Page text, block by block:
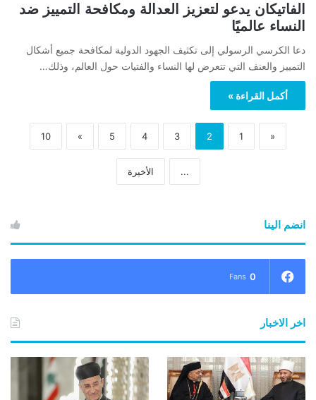
الفاتيكان يدعو لتعزيز العدالة ومكافحة التمييز ضد
النساء عالميًا
دعا الكرسي الرسولي إلى تكثيف الجهود الدولية لمكافحة جميع أشكال
التمييز والعنف التي تتعرض لها النساء والفتيات حول العالم، وذلك…
أكمل القراءة »
«
1
2
3
4
5
»
10
... الأخيرة
انضم الينا
0
Fans
اخر الاخبار